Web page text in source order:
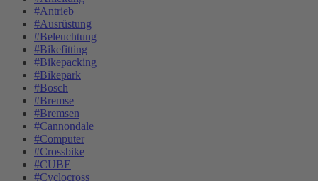
#Antrieb
#Ausrüstung
#Beleuchtung
#Bikefitting
#Bikepacking
#Bikepark
#Bosch
#Bremse
#Bremsen
#Cannondale
#Computer
#Crossbike
#CUBE
#Cyclocross